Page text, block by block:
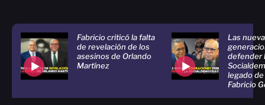
Fabricio criticó la falta
de revelación de los
asesinos de Orlando
Martínez
Las
defender
legado
Fabricio